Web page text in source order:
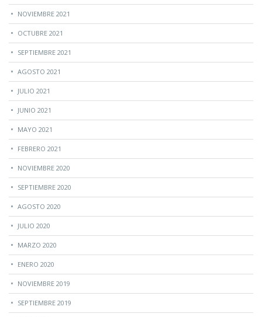
NOVIEMBRE 2021
OCTUBRE 2021
SEPTIEMBRE 2021
AGOSTO 2021
JULIO 2021
JUNIO 2021
MAYO 2021
FEBRERO 2021
NOVIEMBRE 2020
SEPTIEMBRE 2020
AGOSTO 2020
JULIO 2020
MARZO 2020
ENERO 2020
NOVIEMBRE 2019
SEPTIEMBRE 2019